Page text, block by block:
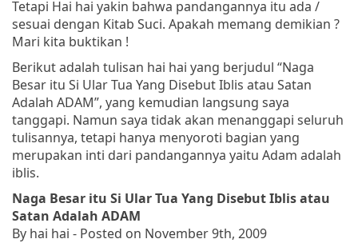
Tetapi Hai hai yakin bahwa pandangannya itu ada /
sesuai dengan Kitab Suci. Apakah memang demikian ?
Mari kita buktikan !
Berikut adalah tulisan hai hai yang berjudul “Naga
Besar itu Si Ular Tua Yang Disebut Iblis atau Satan
Adalah ADAM”, yang kemudian langsung saya
tanggapi. Namun saya tidak akan menanggapi seluruh
tulisannya, tetapi hanya menyoroti bagian yang
merupakan inti dari pandangannya yaitu Adam adalah
iblis.
Naga Besar itu Si Ular Tua Yang Disebut Iblis atau
Satan Adalah ADAM
By hai hai - Posted on November 9th, 2009